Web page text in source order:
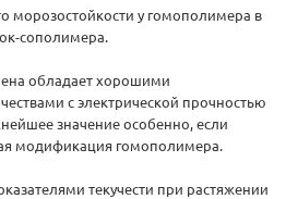
морозостойкости у гомополимера в
сополимера.
обладает хорошими
с электрической прочностью
значение особенно, если
модификация гомополимера.
текучести при растяжении